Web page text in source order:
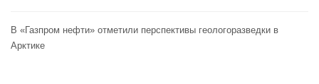
В «Газпром нефти» отметили перспективы геологоразведки в
Арктике